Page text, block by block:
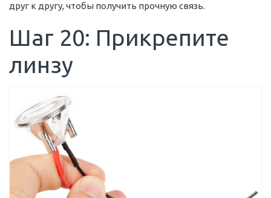
друг к другу, чтобы получить прочную связь.
Шаг 20: Прикрепите
линзу